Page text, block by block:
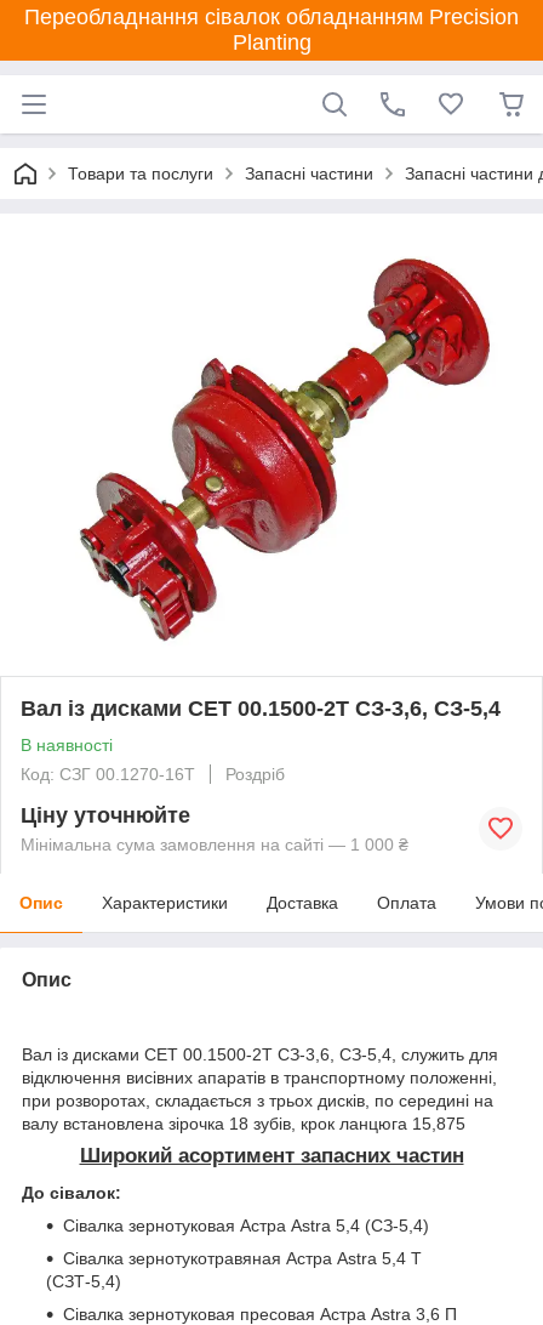
Переобладнання сівалок обладнанням Precision
Planting
Товари та послуги Запасні частини Запасні частини
Вал із дисками СЕТ 00.1500-2Т СЗ-3,6, СЗ-5,4
В наявності
Код: СЗГ 00.1270-16Т
Роздріб
Ціну уточнюйте
Мінімальна сума замовлення на сайті — 1 000 ₴
Опис Характеристики Доставка Оплата Умови
Опис
Вал із дисками СЕТ 00.1500-2Т СЗ-3,6, СЗ-5,4, служить для
відключення висівних апаратів в транспортному положенні,
при розворотах, складається з трьох дисків, по середині на
валу встановлена зірочка 18 зубів, крок ланцюга 15,875
Широкий асортимент запасних частин
До сівалок:
Сівалка зернотуковая Астра Astra 5,4 (СЗ-5,4)
Сівалка зернотукотравяная Астра Astra 5,4 Т
(СЗТ-5,4)
Сівалка зернотуковая пресовая Астра Astra 3,6 П